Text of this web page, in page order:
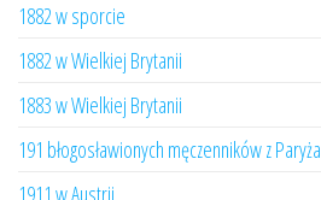
1882 w sporcie
1882 w Wielkiej Brytanii
1883 w Wielkiej Brytanii
191 błogosławionych męczenników z Paryża
1911 w Austrii